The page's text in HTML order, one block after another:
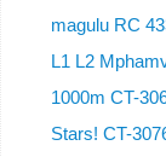
magulu RC
L1 L2
1000m CT-
Stars! CT-